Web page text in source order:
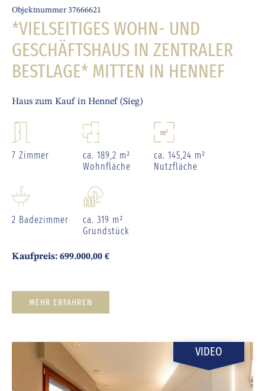
Objektnummer 37666621
*VIELSEITIGES WOHN- UND
GESCHÄFTSHAUS IN ZENTRALER
BESTLAGE* MITTEN IN HENNEF
Haus zum Kauf in Hennef (Sieg)
7 Zimmer
ca. 189,2 m²
Wohnfläche
ca. 145,24 m²
Nutzfläche
2 Badezimmer
ca. 319 m²
Grundstück
Kaufpreis: 699.000,00 €
MEHR ERFAHREN
VIDEO